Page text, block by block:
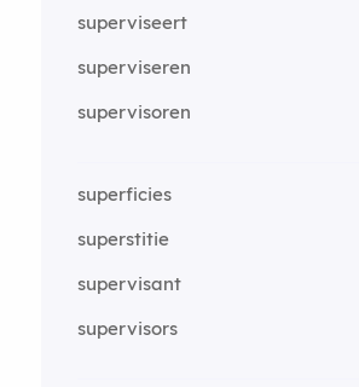
superviseert
superviseren
supervisoren
superficies
superstitie
supervisant
supervisors